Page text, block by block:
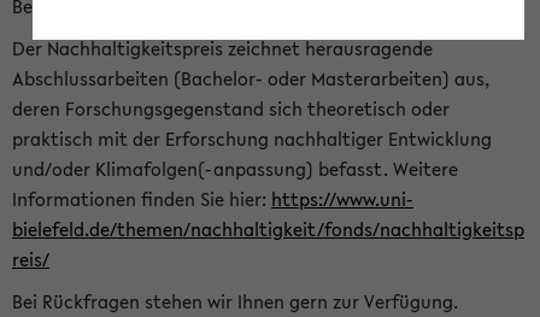
Bewerbungsfrist endet am 30.09.2026.
Der Nachhaltigkeitspreis zeichnet herausragende
Abschlussarbeiten (Bachelor- oder Masterarbeiten) aus,
deren Forschungsgegenstand sich theoretisch oder
praktisch mit der Erforschung nachhaltiger Entwicklung
und/oder Klimafolgen(-anpassung) befasst. Weitere
Informationen finden Sie hier: https://www.uni-
bielefeld.de/themen/nachhaltigkeit/fonds/nachhaltigkeitsp
reis/
Bei Rückfragen stehen wir Ihnen gern zur Verfügung.